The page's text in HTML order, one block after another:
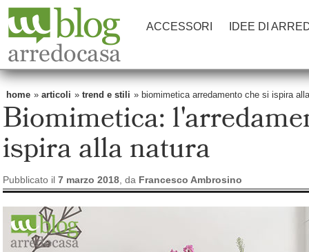
ACCESSORI IDEE DI
home » articoli » trend e stili » biomimetica arredamento che si ispira
Biomimetica:
ispira alla natura
Pubblicato il 7 marzo 2018 , da Francesco Ambrosino